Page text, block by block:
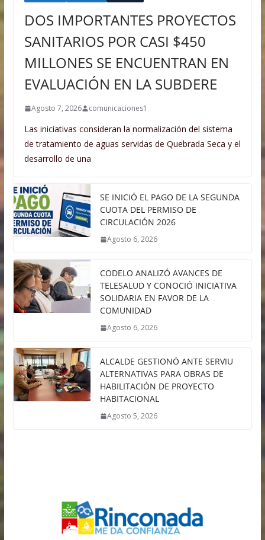
DOS IMPORTANTES PROYECTOS
SANITARIOS POR CASI $450
MILLONES SE ENCUENTRAN EN
EVALUACIÓN EN LA SUBDERE
Agosto 7, 2026 comunicaciones1
Las iniciativas consideran la normalización del sistema
de tratamiento de aguas servidas de Quebrada Seca y el
desarrollo de una
SE INICIÓ EL PAGO DE LA SEGUNDA
CUOTA DEL PERMISO DE
CIRCULACIÓN 2026
Agosto 6, 2026
CODELO ANALIZÓ AVANCES DE
TELESALUD Y CONOCIÓ INICIATIVA
SOLIDARIA EN FAVOR DE LA
COMUNIDAD
Agosto 6, 2026
ALCALDE GESTIONÓ ANTE SERVIU
ALTERNATIVAS PARA OBRAS DE
HABILITACIÓN DE PROYECTO
HABITACIONAL
Agosto 5, 2026